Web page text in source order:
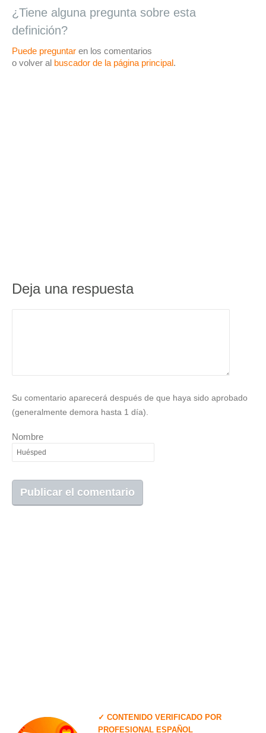
¿Tiene alguna pregunta sobre esta
definición?
Puede preguntar en los comentarios
o volver al buscador de la página principal.
Deja una respuesta
Su comentario aparecerá después de que haya sido aprobado
(generalmente demora hasta 1 día).
Nombre
✓ CONTENIDO VERIFICADO POR
PROFESIONAL ESPAÑOL